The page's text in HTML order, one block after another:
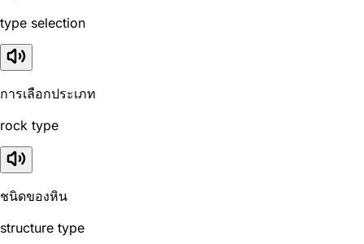
type selection
การเลือกประเภท
rock type
ชนิดของหิน
structure type